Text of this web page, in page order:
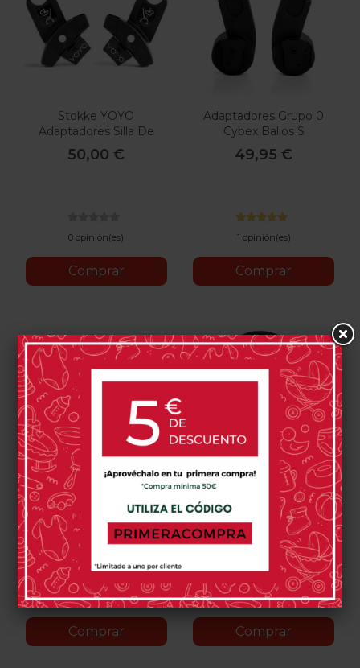
Stokke YOYO
Adaptadores Silla De
Auto
50,00 €
0 opinión(es)
Comprar
Adaptadores Grupo 0
Cybex Balios S
49,95 €
1 opinión(es)
Comprar
Espejo De Coche Jane
Led Mirror
27,95 €
1 opinión(es)
Comprar
Funda De Verano Cybex
Cloud Z I-Size
59,95 €
0 opinión(es)
Comprar